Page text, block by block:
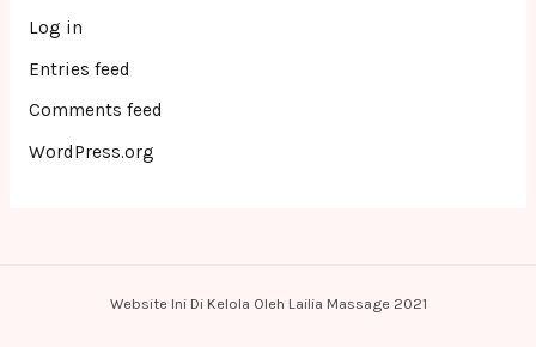
Log in
Entries feed
Comments feed
WordPress.org
Website Ini Di Kelola Oleh Lailia Massage 2021